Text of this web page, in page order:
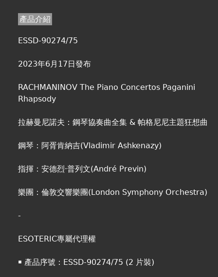
產品介紹
ESSD-90274/75
2023年6月17日發布
RACHMANINOV The Piano Concertos Paganini
Rhapsody
拉赫曼尼諾夫：鋼琴協奏曲全集 & 帕格尼尼主題狂想曲
鋼琴：阿胥肯納吉(Vladimir Ashkenazy)
指揮：安德烈·普列文(André Previn)
樂團：倫敦交響樂團(London Symphony Orchestra)
-
ESOTERIC專屬代理權
￭ 產品序號：ESSD-90274/75 (2 片裝)